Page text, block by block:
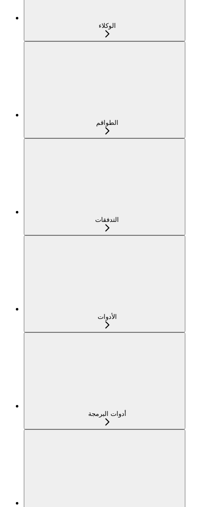
الوكلاء
الطواقم
التدفقات
الأدوات
أدوات البرمجة